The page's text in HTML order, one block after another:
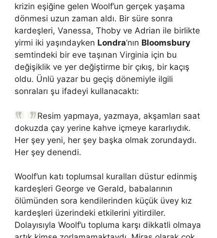
krizin eşiğine gelen Woolf’un gerçek yaşama
dönmesi uzun zaman aldı. Bir süre sonra
kardeşleri, Vanessa, Thoby ve Adrian ile birlikte
yirmi iki yaşındayken Londra‘nın Bloomsbury
semtindeki bir eve taşınan Virginia için bu
değişiklik ve yer değiştirme bir çıkış, bir kaçış
oldu. Ünlü yazar bu geçiş dönemiyle ilgili
sonraları şu ifadeyi kullanacaktı:
Resim yapmaya, yazmaya, akşamları saat
dokuzda çay yerine kahve içmeye kararlıydık.
Her şey yeni, her şey başka olmak zorundaydı.
Her şey denendi.
Woolf’un katı toplumsal kuralları düstur edinmiş
kardeşleri George ve Gerald, babalarının
ölümünden sora kendilerinden küçük üvey kız
kardeşleri üzerindeki etkilerini yitirdiler.
Dolayısıyla Woolf’u topluma karşı dikkatli olmaya